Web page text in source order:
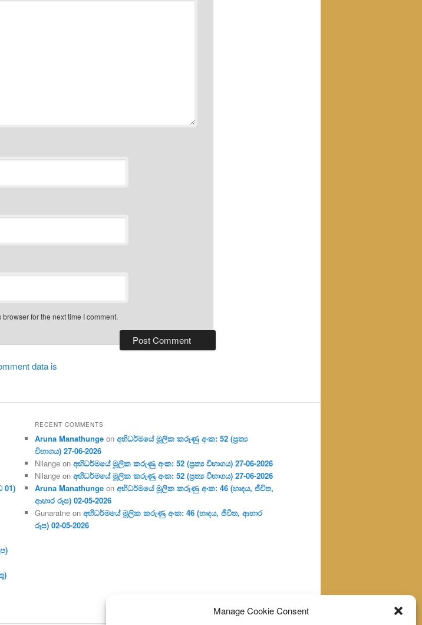
Manage Cookie Consent
for the next time I comment.
data is
01)
RECENT COMMENTS
Aruna Manathunge onඅභිධර්මයේ මූලික කරුණු අංක: 52 (ප්‍ර‍ත්‍ය
විභාගය) 27-06-2026
Nilange onඅභිධර්මයේ මූලික කරුණු අංක: 52 (ප්‍ර‍ත්‍ය විභාගය) 27-06-2026
Nilange onඅභිධර්මයේ මූලික කරුණු අංක: 52 (ප්‍ර‍ත්‍ය විභාගය) 27-06-2026
Aruna Manathunge onඅභිධර්මයේ මූලික කරුණු අංක: 46 (හෘදය, ජීවිත,
ආහාර රූප) 02-05-2026
Gunaratne onඅභිධර්මයේ මූලික කරුණු අංක: 46 (හෘදය, ජීවිත, ආහාර
රූප) 02-05-2026